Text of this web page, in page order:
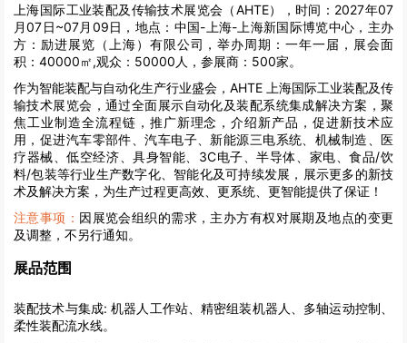
上海国际工业装配及传输技术展览会（AHTE），时间：2027年07
月07日~07月09日，地点：中国-上海-上海新国际博览中心，主办
方：励进展览（上海）有限公司，举办周期：一年一届，展会面
积：40000㎡,观众：50000人，参展商：500家。
作为智能装配与自动化生产行业盛会，AHTE 上海国际工业装配及传
输技术展览会，通过全面展示自动化及装配系统集成解决方案，聚
焦工业制造全流程链，推广新理念，介绍新产品，促进新技术应
用，促进汽车零部件、汽车电子、新能源三电系统、机械制造、医
疗器械、低空经济、具身智能、3C电子、半导体、家电、食品/饮
料/包装等行业生产数字化、智能化及可持续发展，展示更多的新技
术及解决方案，为生产过程更高效、更系统、更智能提供了保证！
注意事项： 因展览会组织的需求，主办方有权对展期及地点的变更
及调整，不另行通知。
展品范围
装配技术与集成: 机器人工作站、精密组装机器人、多轴运动控制、
柔性装配流水线。